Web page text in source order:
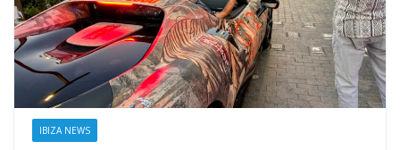
IBIZA NEWS